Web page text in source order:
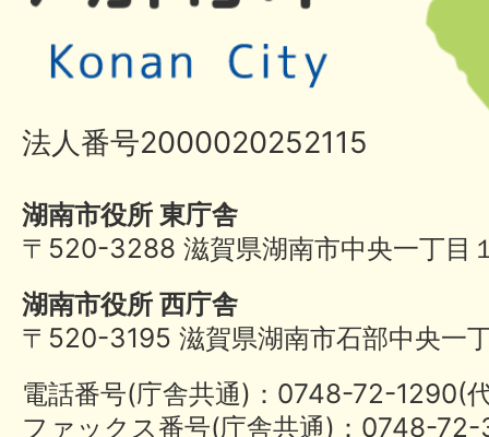
法人番号2000020252115
湖南市役所 東庁舎
〒520-3288 滋賀県湖南市中央一丁目
湖南市役所 西庁舎
〒520-3195 滋賀県湖南市石部中央一
電話番号(庁舎共通)：0748-72-
ファックス番号(庁舎共通)：0748-